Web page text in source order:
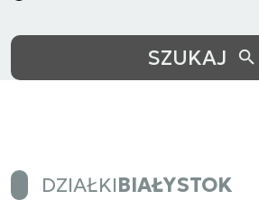
SZUKAJ
DZIAŁKIBIAŁYSTOK